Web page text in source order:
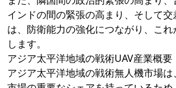
インドの間の緊張の高まり、そして
は、防衛能力の強化につながり、こ
します。
アジア太平洋地域の戦術UAV産業概要
アジア太平洋地域の戦術無人機市場